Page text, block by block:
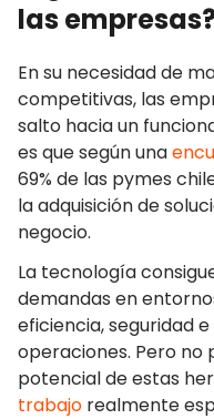
las
En su necesidad de
competitivas, las
salto hacia un
es que según una
69% de las pymes
la adquisición de
negocio.
La tecnología
demandas en
eficiencia, seguridad
operaciones. Pero
potencial de estas
trabajo realmente